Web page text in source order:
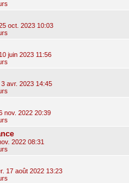
oct. 2023 10:03
juin 2023 11:56
3 avr. 2023 14:45
nov. 2022 20:39
2022 08:31
17 août 2022 13:23